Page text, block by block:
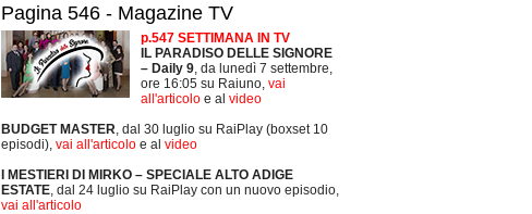
Pagina 546 - Magazine TV
p.547 SETTIMANA IN TV
IL PARADISO DELLE SIGNORE
– Daily 9 , da lunedì 7 settembre,
ore 16:05 su Raiuno, vai
all'articolo e al video
BUDGET MASTER , dal 30 luglio su RaiPlay (boxset 10
episodi), vai all'articolo e al video
I MESTIERI DI MIRKO – SPECIALE ALTO ADIGE
ESTATE , dal 24 luglio su RaiPlay con un nuovo episodio,
vai all'articolo